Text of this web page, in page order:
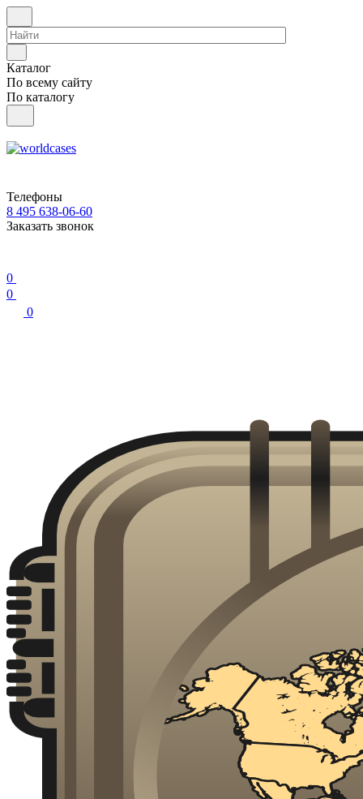
Каталог
По всему сайту
По каталогу
Телефоны
8 495 638-06-60
Заказать звонок
0
0
0